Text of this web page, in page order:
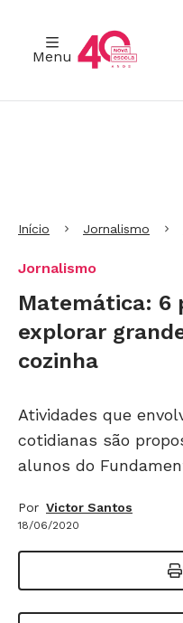
Menu
Início Jornalismo
Jornalismo
Matemática: 6
explorar
cozinha
Atividades que
cotidianas são
alunos do
Por Victor Santos
18/06/2020